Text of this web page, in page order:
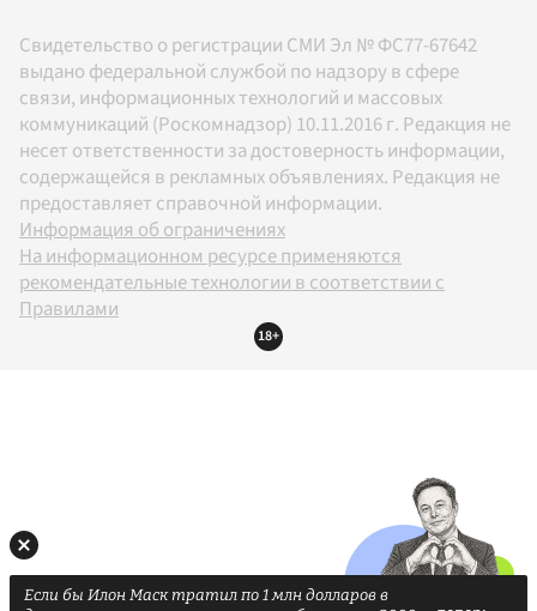
Свидетельство о регистрации СМИ Эл № ФС77-67642
выдано федеральной службой по надзору в сфере
связи, информационных технологий и массовых
коммуникаций (Роскомнадзор) 10.11.2016 г. Редакция не
несет ответственности за достоверность информации,
содержащейся в рекламных объявлениях. Редакция не
предоставляет справочной информации.
Информация об ограничениях
На информационном ресурсе применяются
рекомендательные технологии в соответствии с
Правилами
18+
Если бы Илон Маск тратил по 1 млн долларов в